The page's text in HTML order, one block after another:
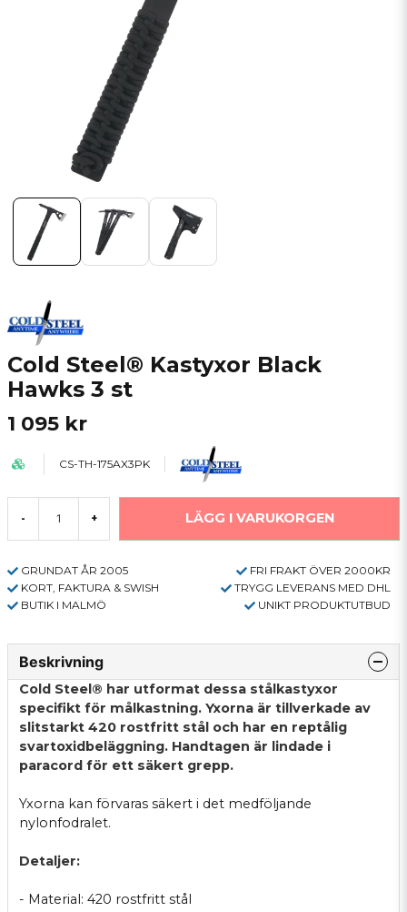
Cold Steel® Kastyxor Black
Hawks 3 st
1 095 kr
CS-TH-175AX3PK
- + LÄGG I VARUKORGEN
GRUNDAT ÅR 2005
FRI FRAKT ÖVER 2000KR
KORT, FAKTURA & SWISH
TRYGG LEVERANS MED DHL
BUTIK I MALMÖ
UNIKT PRODUKTUTBUD
Beskrivning
Cold Steel® har utformat dessa stålkastyxor
specifikt för målkastning. Yxorna är tillverkade av
slitstarkt 420 rostfritt stål och har en reptålig
svartoxidbeläggning. Handtagen är lindade i
paracord för ett säkert grepp.
Yxorna kan förvaras säkert i det medföljande
nylonfodralet.
Detaljer:
- Material: 420 rostfritt stål